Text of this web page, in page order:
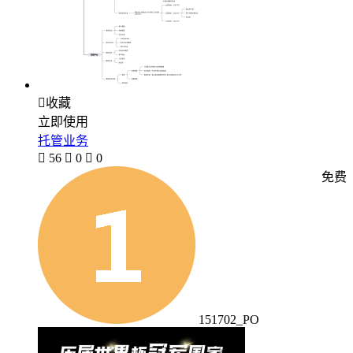
收藏
立即使用
托管业务
 56  0  0
151702_PO
免费